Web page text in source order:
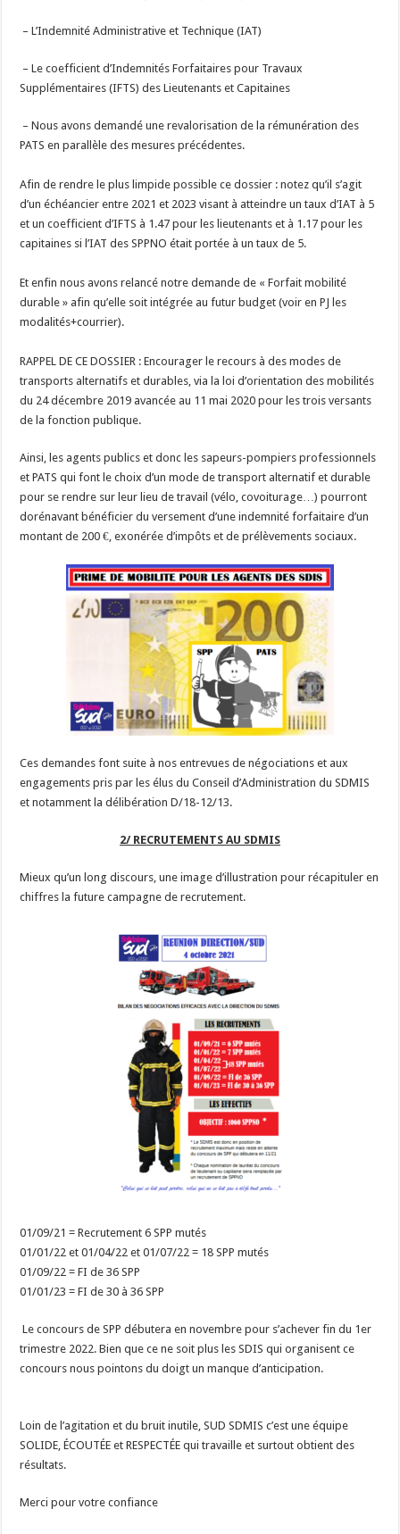
– L’Indemnité Administrative et Technique (IAT)
– Le coefficient d’Indemnités Forfaitaires pour Travaux
Supplémentaires (IFTS) des Lieutenants et Capitaines
– Nous avons demandé une revalorisation de la rémunération des
PATS en parallèle des mesures précédentes.
Afin de rendre le plus limpide possible ce dossier : notez qu’il s’agit
d’un échéancier entre 2021 et 2023 visant à atteindre un taux d’IAT à 5
et un coefficient d’IFTS à 1.47 pour les lieutenants et à 1.17 pour les
capitaines si l’IAT des SPPNO était portée à un taux de 5.
Et enfin nous avons relancé notre demande de « Forfait mobilité
durable » afin qu’elle soit intégrée au futur budget (voir en PJ les
modalités+courrier).
RAPPEL DE CE DOSSIER : Encourager le recours à des modes de
transports alternatifs et durables, via la loi d’orientation des mobilités
du 24 décembre 2019 avancée au 11 mai 2020 pour les trois versants
de la fonction publique.
Ainsi, les agents publics et donc les sapeurs-pompiers professionnels
et PATS qui font le choix d’un mode de transport alternatif et durable
pour se rendre sur leur lieu de travail (vélo, covoiturage…) pourront
dorénavant bénéficier du versement d’une indemnité forfaitaire d’un
montant de 200 €, exonérée d’impôts et de prélèvements sociaux.
Ces demandes font suite à nos entrevues de négociations et aux
engagements pris par les élus du Conseil d’Administration du SDMIS
et notamment la délibération D/18-12/13.
2/ RECRUTEMENTS AU SDMIS
Mieux qu’un long discours, une image d’illustration pour récapituler en
chiffres la future campagne de recrutement.
01/09/21 = Recrutement 6 SPP mutés
01/01/22 et 01/04/22 et 01/07/22 = 18 SPP mutés
01/09/22 = FI de 36 SPP
01/01/23 = FI de 30 à 36 SPP
Le concours de SPP débutera en novembre pour s’achever fin du 1er
trimestre 2022. Bien que ce ne soit plus les SDIS qui organisent ce
concours nous pointons du doigt un manque d’anticipation.
Loin de l’agitation et du bruit inutile, SUD SDMIS c’est une équipe
SOLIDE, ÉCOUTÉE et RESPECTÉE qui travaille et surtout obtient des
résultats.
Merci pour votre confiance